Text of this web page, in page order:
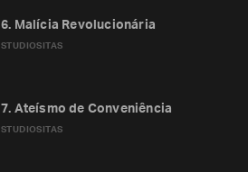
STUDIOSITAS
6. Malícia Revolucionária
STUDIOSITAS
7. Ateísmo de Conveniência